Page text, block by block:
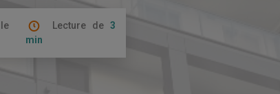
Lecture de 3
min